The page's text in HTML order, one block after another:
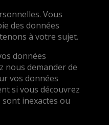
Vous
des données
à votre sujet.
données
nous demander de
vos données
si vous découvrez
sont inexactes ou